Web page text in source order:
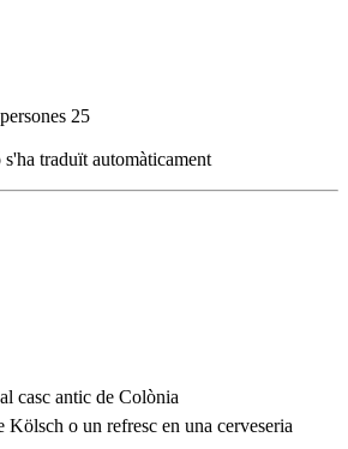
25
traduït automàticament
casc antic de Colònia
Kölsch o un refresc en una cerveseria